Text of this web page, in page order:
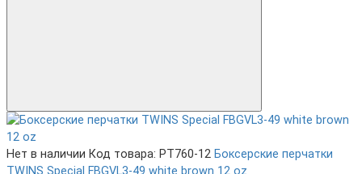
Нет в наличии Код товара: PT760-12 Боксерские перчатки
TWINS Special FBGVL3-49 white brown 12 oz